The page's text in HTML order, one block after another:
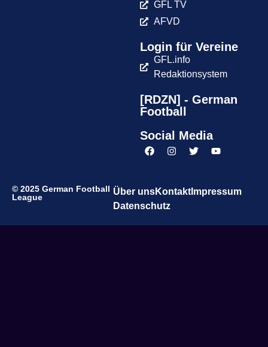
GFL TV
AFVD
Login für Vereine
GFL.info
Redaktionsystem
[RDZN] - German
Football
Social Media
© 2025 German Football
League
Über unsKontaktImpressum
Datenschutz